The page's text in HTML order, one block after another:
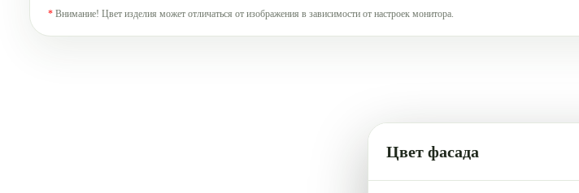
* Внимание! Цвет изделия может отличаться от изображения в зависимости от настроек монитора.
Цвет фасада